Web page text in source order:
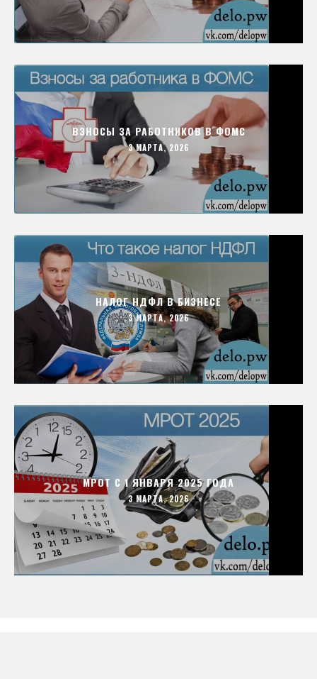
ВЗНОСЫ ЗА РАБОТНИКОВ В ФОМС
3 МАРТА, 2026
НАЛОГ НДФЛ В БИЗНЕСЕ
3 МАРТА, 2026
МРОТ С 1 ЯНВАРЯ 2025 ГОДА
3 МАРТА, 2026